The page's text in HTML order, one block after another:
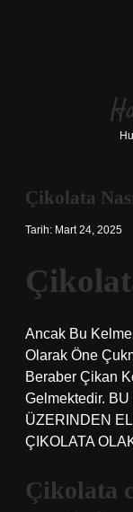
Çikolata
Tarih: Mart 24, 2025
Ancak Bu
Olarak Öne
Beraber Çikan
Gelmektedir.
ÜZERINDEN
ÇIKOLATA
Çikolata